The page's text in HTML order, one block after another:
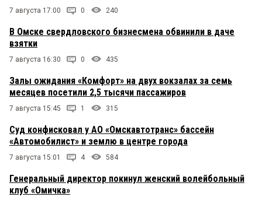
7 августа 17:00 0 240
В Омске свердловского бизнесмена обвинили в даче
взятки
7 августа 16:30 0 435
Залы ожидания «Комфорт» на двух вокзалах за семь
месяцев посетили 2,5 тысячи пассажиров
7 августа 15:45 1 315
Суд конфисковал у АО «Омскавтотранс» бассейн
«Автомобилист» и землю в центре города
7 августа 15:01 4 584
Генеральный директор покинул женский волейбольный
клуб «Омичка»